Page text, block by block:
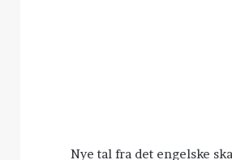
Nye tal fra det engelske